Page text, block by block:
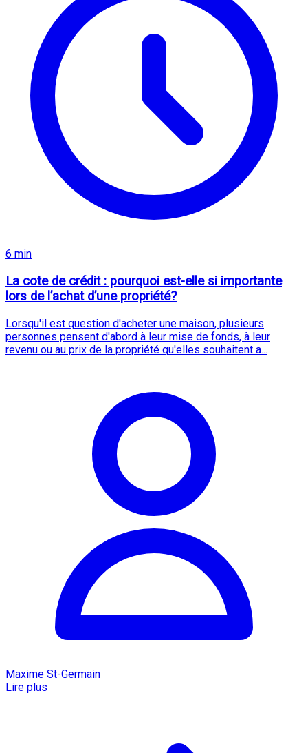
6 min
La cote de crédit : pourquoi est-elle si importante
lors de l’achat d’une propriété?
Lorsqu'il est question d'acheter une maison, plusieurs
personnes pensent d'abord à leur mise de fonds, à leur
revenu ou au prix de la propriété qu'elles souhaitent a...
Maxime St-Germain
Lire plus